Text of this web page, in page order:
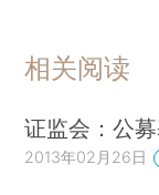
相关阅读
证监会：公
2013年02月26日